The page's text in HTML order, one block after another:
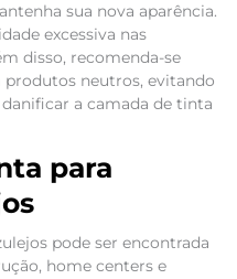
sua nova aparência.
excessiva nas
disso, recomenda-se
neutros, evitando
a camada de tinta
para
pode ser encontrada
home centers e